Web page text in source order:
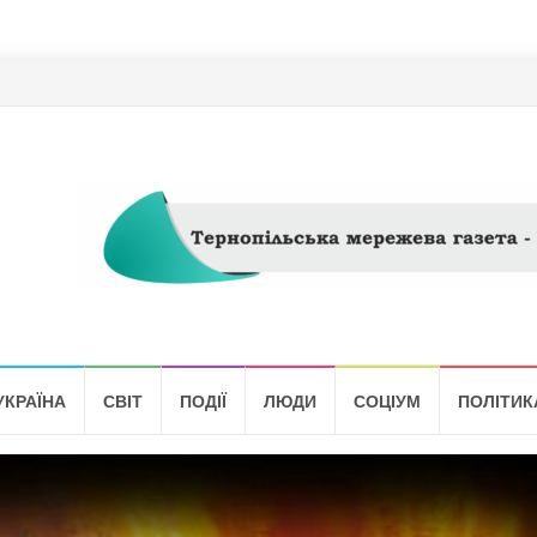
СВІТ ПОДІЇ ЛЮДИ СОЦІУМ